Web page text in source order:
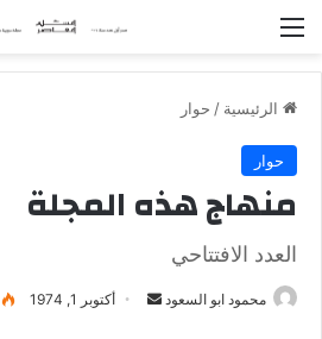
الرئيسية / حوار
حوار
منهاج هذه المجلة
العدد الافتتاحي
محمود ابو السعود أكتوبر 1, 1974